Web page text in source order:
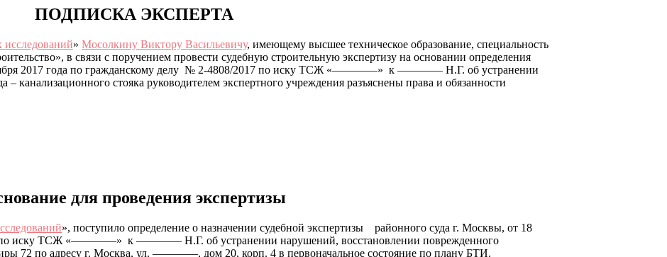
ПОДПИСКА ЭКСПЕРТА
» Мосолкину Виктору Васильевичу, имеющему высшее техническое образование, специальность
в связи с поручением провести судебную строительную экспертизу на основании определения
2017 года по гражданскому делу № 2-4808/2017 по иску ТСЖ «————» к ———— Н.Г. об устранении
канализационного стояка руководителем экспертного учреждения разъяснены права и обязанности
для проведения экспертизы
», поступило определение о назначении судебной экспертизы районного суда г. Москвы, от 18
по иску ТСЖ «————» к ———— Н.Г. об устранении нарушений, восстановлении поврежденного
72 по адресу г. Москва, ул. ————, дом 20, корп. 4 в первоначальное состояние по плану БТИ.